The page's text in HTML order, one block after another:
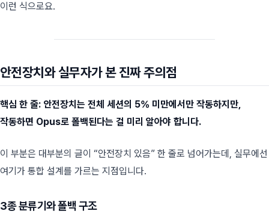
이런 식으로요.
안전장치와 실무자가 본 진짜 주의점
핵심 한 줄: 안전장치는 전체 세션의 5% 미만에서만 작동하지만,
작동하면 Opus로 폴백된다는 걸 미리 알아야 합니다.
이 부분은 대부분의 글이 “안전장치 있음” 한 줄로 넘어가는데, 실무에선
여기가 통합 설계를 가르는 지점입니다.
3종 분류기와 폴백 구조